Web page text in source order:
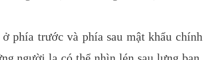
phía trước và phía sau mật khẩu chính